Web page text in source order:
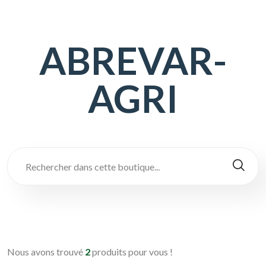
ABREVAR-
AGRI
Nous avons trouvé 2produits pour vous !